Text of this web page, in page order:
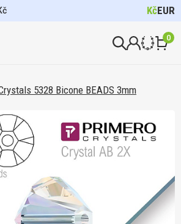
KčEUR
0
5328 Bicone BEADS 3mm